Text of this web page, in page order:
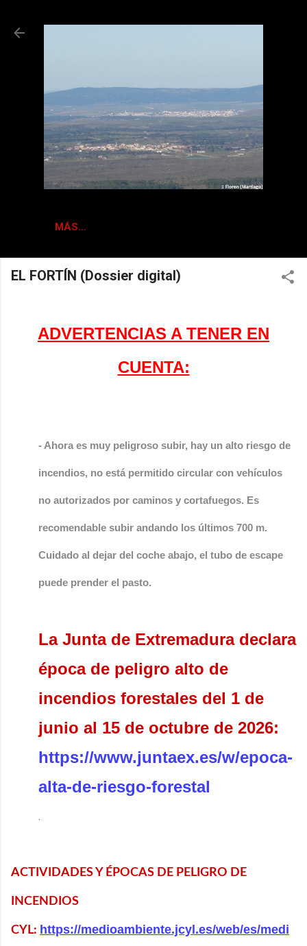
MÁS…
EL FORTÍN (Dossier digital)
ADVERTENCIAS A TENER EN
CUENTA:
- Ahora es muy peligroso subir, hay un alto riesgo de
incendios, no está permitido circular con vehículos
no autorizados por caminos y cortafuegos. Es
recomendable subir andando los últimos 700 m.
Cuidado al dejar del coche abajo, el tubo de escape
puede prender el pasto.
La Junta de Extremadura declara
época de peligro alto de
incendios forestales del 1 de
junio al 15 de octubre de 2026:
https://www.juntaex.es/w/epoca-
alta-de-riesgo-forestal
.
ACTIVIDADES Y ÉPOCAS DE PELIGRO DE
INCENDIOS
CYL: https://medioambiente.jcyl.es/web/es/medi